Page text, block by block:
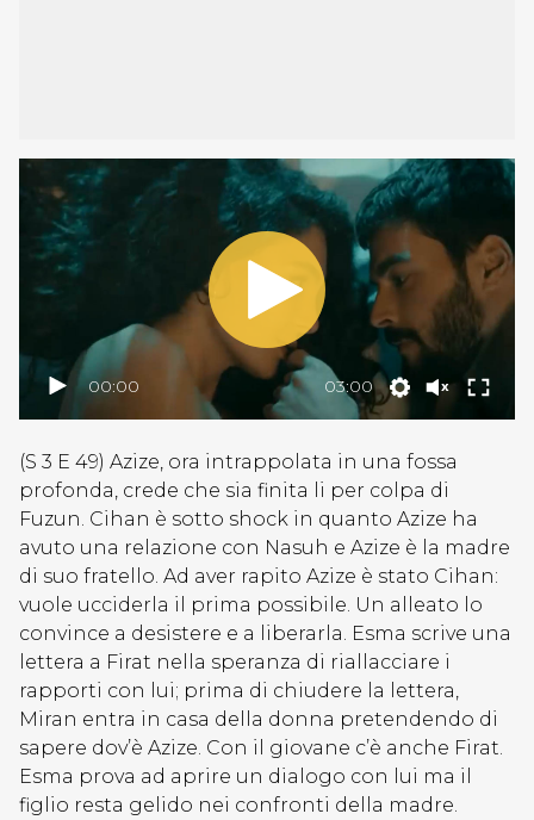
00:00 03:00
(S 3 E 49) Azize, ora intrappolata in una fossa
profonda, crede che sia finita li per colpa di
Fuzun. Cihan è sotto shock in quanto Azize ha
avuto una relazione con Nasuh e Azize è la madre
di suo fratello. Ad aver rapito Azize è stato Cihan:
vuole ucciderla il prima possibile. Un alleato lo
convince a desistere e a liberarla. Esma scrive una
lettera a Firat nella speranza di riallacciare i
rapporti con lui; prima di chiudere la lettera,
Miran entra in casa della donna pretendendo di
sapere dov’è Azize. Con il giovane c’è anche Firat.
Esma prova ad aprire un dialogo con lui ma il
figlio resta gelido nei confronti della madre.